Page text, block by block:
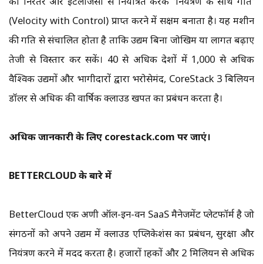
(Velocity with Control) प्राप्त करने में सक्षम बनाता है। यह मशीन
की गति से संचालित होता है ताकि उद्यम बिना जोखिम या लागत बढ़ाए
तेजी से विस्तार कर सकें। 40 से अधिक देशों में 1,000 से अधिक
वैश्विक उद्यमों और भागीदारों द्वारा भरोसेमंद, CoreStack 3 बिलियन
डॉलर से अधिक की वार्षिक क्लाउड खपत का प्रबंधन करता है।
अधिक जानकारी के लिए corestack.com पर जाएं।
BETTERCLOUD के बारे में
BetterCloud एक अग्रणी ऑल-इन-वन SaaS मैनेजमेंट प्लेटफॉर्म है जो
संगठनों को अपने उद्यम में क्लाउड एप्लिकेशंस का प्रबंधन, सुरक्षा और
नियंत्रण करने में मदद करता है। हजारों ग्राहकों और 2 मिलियन से अधिक